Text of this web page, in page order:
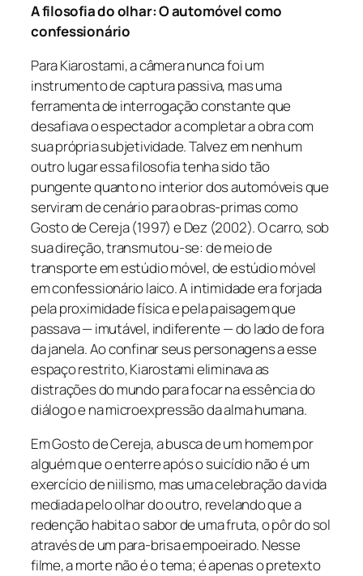
A filosofia do olhar: O automóvel como
confessionário
Para Kiarostami, a câmera nunca foi um
instrumento de captura passiva, mas uma
ferramenta de interrogação constante que
desafiava o espectador a completar a obra com
sua própria subjetividade. Talvez em nenhum
outro lugar essa filosofia tenha sido tão
pungente quanto no interior dos automóveis que
serviram de cenário para obras-primas como
Gosto de Cereja(1997) e Dez (2002). O carro, sob
sua direção, transmutou-se: de meio de
transporte em estúdio móvel, de estúdio móvel
em confessionário laico. A intimidade era forjada
pela proximidade física e pela paisagem que
passava — imutável, indiferente — do lado de fora
da janela. Ao confinar seus personagens a esse
espaço restrito, Kiarostami eliminava as
distrações do mundo para focar na essência do
diálogo e na microexpressão da alma humana.
EmGosto de Cereja, a busca de um homem por
alguém que o enterre após o suicídio não é um
exercício de niilismo, mas uma celebração da vida
mediada pelo olhar do outro, revelando que a
redenção habita o sabor de uma fruta, o pôr do sol
através de um para-brisa empoeirado. Nesse
filme, a morte não é o tema; é apenas o pretexto